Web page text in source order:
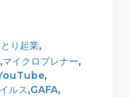
り起業,
,マイクロプレナー,
,
ルス,GAFA,